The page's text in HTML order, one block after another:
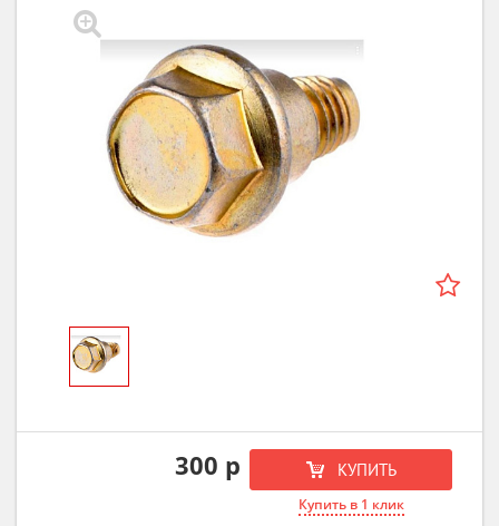
300 р КУПИТЬ
Купить в 1 клик